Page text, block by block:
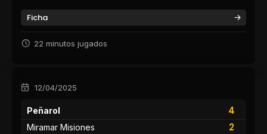
Ficha
22 minutos jugados
12/04/2025
Peñarol
4
2
Miramar Misiones